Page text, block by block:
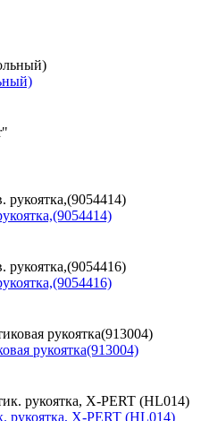
рукоятка(913004)
рукоятка, X-PERT (HL014)